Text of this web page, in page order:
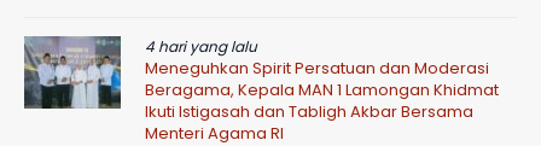
4 hari yang lalu
Meneguhkan Spirit Persatuan dan Moderasi
Beragama, Kepala MAN 1 Lamongan Khidmat
Ikuti Istigasah dan Tabligh Akbar Bersama
Menteri Agama RI